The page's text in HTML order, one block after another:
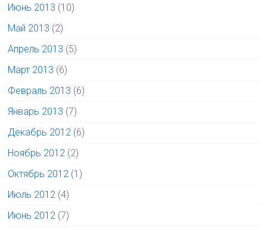
Июнь 2013 (10)
Май 2013 (2)
Апрель 2013 (5)
Март 2013 (6)
Февраль 2013 (6)
Январь 2013 (7)
Декабрь 2012 (6)
Ноябрь 2012 (2)
Октябрь 2012 (1)
Июль 2012 (4)
Июнь 2012 (7)